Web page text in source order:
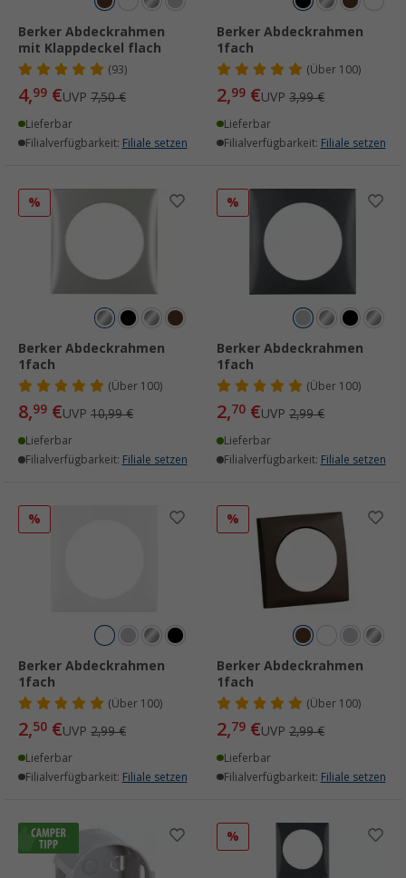
Berker Abdeckrahmen
mit Klappdeckel flach
(93)
4,99 €UVP 7,50 €
Lieferbar
Filialverfügbarkeit: Filiale setzen
Berker Abdeckrahmen
1fach
(Über100)
2,99 €UVP 3,99 €
Lieferbar
Filialverfügbarkeit: Filiale setzen
%
Berker Abdeckrahmen
1fach
(Über100)
8,99 €UVP 10,99 €
Lieferbar
Filialverfügbarkeit: Filiale setzen
%
Berker Abdeckrahmen
1fach
(Über100)
2,70 €UVP 2,99 €
Lieferbar
Filialverfügbarkeit: Filiale setzen
%
Berker Abdeckrahmen
1fach
(Über100)
2,50 €UVP 2,99 €
Lieferbar
Filialverfügbarkeit: Filiale setzen
%
Berker Abdeckrahmen
1fach
(Über100)
2,79 €UVP 2,99 €
Lieferbar
Filialverfügbarkeit: Filiale setzen
%